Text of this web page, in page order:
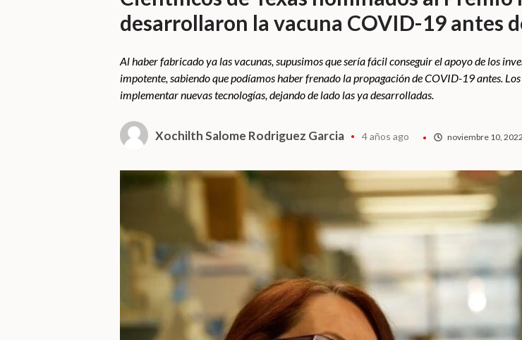
desarrollaron la vacuna COVID-19 antes
Al haber fabricado ya las vacunas, supusimos que sería fácil conseguir el apoyo de los
impotente, sabiendo que podíamos haber frenado la propagación de COVID-19 antes.
implementar nuevas tecnologías, dejando de lado las ya desarrolladas.
Xochilth Salome Rodriguez Garcia 4 años ago noviembre 10, 2022